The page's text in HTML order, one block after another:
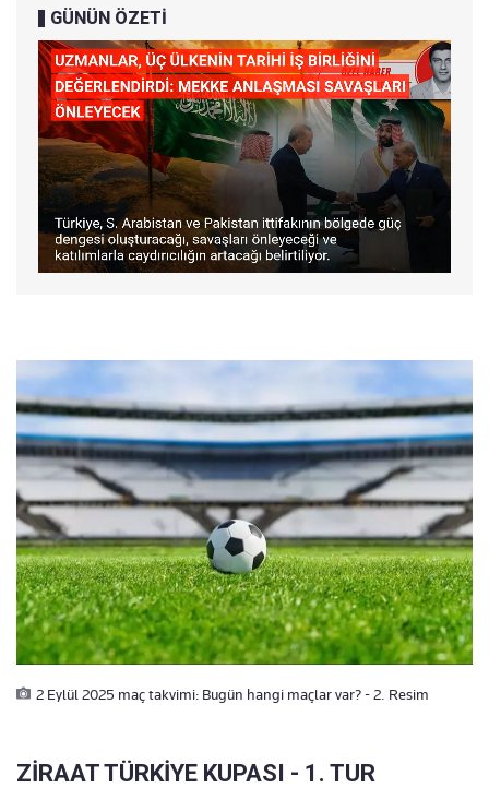
GÜNÜN ÖZETİ
2 Eylül 2025 maç takvimi: Bugün hangi maçlar var? - 2. Resim
ZİRAAT TÜRKİYE KUPASI - 1. TUR